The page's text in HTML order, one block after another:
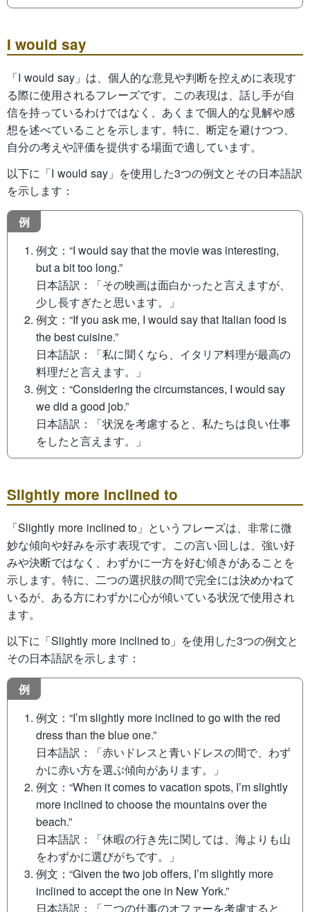
I would say
「I would say」は、個人的な意見や判断を控えめに表現す
る際に使用されるフレーズです。この表現は、話し手が自
信を持っているわけではなく、あくまで個人的な見解や感
想を述べていることを示します。特に、断定を避けつつ、
自分の考えや評価を提供する場面で適しています。
以下に「I would say」を使用した3つの例文とその日本語訳
を示します：
例
例文：“I would say that the movie was interesting,
but a bit too long.”
日本語訳：「その映画は面白かったと言えますが、
少し長すぎたと思います。」
例文：“If you ask me, I would say that Italian food is
the best cuisine.”
日本語訳：「私に聞くなら、イタリア料理が最高の
料理だと言えます。」
例文：“Considering the circumstances, I would say
we did a good job.”
日本語訳：「状況を考慮すると、私たちは良い仕事
をしたと言えます。」
Slightly more inclined to
「Slightly more inclined to」というフレーズは、非常に微
妙な傾向や好みを示す表現です。この言い回しは、強い好
みや決断ではなく、わずかに一方を好む傾きがあることを
示します。特に、二つの選択肢の間で完全には決めかねて
いるが、ある方にわずかに心が傾いている状況で使用され
ます。
以下に「Slightly more inclined to」を使用した3つの例文と
その日本語訳を示します：
例
例文：“I’m slightly more inclined to go with the red
dress than the blue one.”
日本語訳：「赤いドレスと青いドレスの間で、わず
かに赤い方を選ぶ傾向があります。」
例文：“When it comes to vacation spots, I’m slightly
more inclined to choose the mountains over the
beach.”
日本語訳：「休暇の行き先に関しては、海よりも山
をわずかに選びがちです。」
例文：“Given the two job offers, I’m slightly more
inclined to accept the one in New York.”
日本語訳：「二つの仕事のオファーを考慮すると、